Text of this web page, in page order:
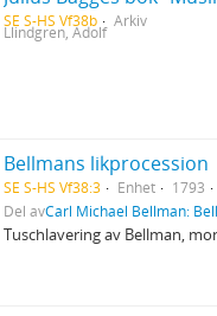
SE S-HS Vf38b Arkiv
Llindgren, Adolf
Bellmans likprocession
SE S-HS Vf38:3 Enhet
1793
Del avCarl Michael Bellman:
Tuschlavering av Bellman,